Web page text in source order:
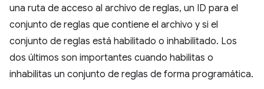
una ruta de acceso al archivo de reglas, un ID para el
conjunto de reglas que contiene el archivo y si el
conjunto de reglas está habilitado o inhabilitado. Los
dos últimos son importantes cuando habilitas o
inhabilitas un conjunto de reglas de forma programática.